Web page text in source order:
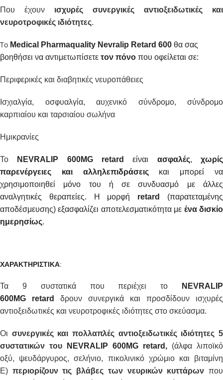
Που έχουν ισχυρές συνεργικές αντιοξειδωτικές και
νευροτροφικές ιδιότητες.
Το Medical Pharmaquality Nevralip Retard 600 θα σας
βοηθήσει να αντιμετωπίσετε τον πόνο που οφείλεται σε:
Περιφερικές και διαβητικές νευροπάθειες
Ισχιαλγία, οσφυαλγία, αυχενικό σύνδρομο, σύνδρομο
καρπιαίου και ταρσιαίου σωλήνα
Ημικρανίες
Το NEVRALIP 600MG retard είναι ασφαλές,χωρίς
παρενέργειες και αλληλεπιδράσεις και μπορεί να
χρησιμοποιηθεί μόνο του ή σε συνδυασμό με άλλες
αναλγητικές θεραπείες. Η μορφή retard
(παρατεταμένης
αποδέσμευσης) εξασφαλίζει αποτελεσματικότητα με ένα δισκίο
ημερησίως.
ΧΑΡΑΚΤΗΡΙΣΤΙΚΑ:
Τα 9 συστατικά που περιέχει το NEVRALIP
600MG retard
δρουν συνεργικά και προσδίδουν ισχυρές
αντιοξειδωτικές και νευροτροφικές ιδιότητες στο σκεύασμα.
Οι συνεργικές και πολλαπλές αντιοξειδωτικές ιδιότητες 5
συστατικών του
NEVRALIP 600MG retard , (άλφα λιποϊκό
οξύ, ψευδάργυρος, σελήνιο, πικολινικό χρώμιο και βιταμίνη
Ε) περιορίζουν τις βλάβες των νευρικών κυττάρων που